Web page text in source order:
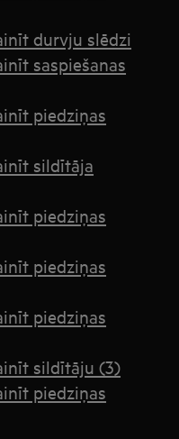
durvju slēdzi
saspiešanas
piedziņas
sildītāja
piedziņas
piedziņas
piedziņas
sildītāju (3)
piedziņas